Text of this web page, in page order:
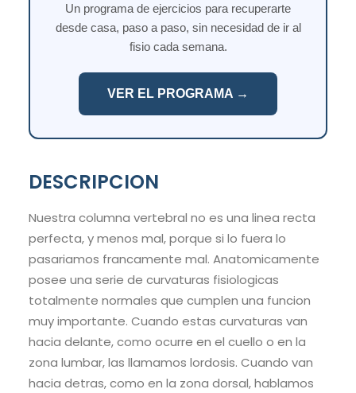
Un programa de ejercicios para recuperarte
desde casa, paso a paso, sin necesidad de ir al
fisio cada semana.
VER EL PROGRAMA →
DESCRIPCION
Nuestra columna vertebral no es una linea recta
perfecta, y menos mal, porque si lo fuera lo
pasariamos francamente mal. Anatomicamente
posee una serie de curvaturas fisiologicas
totalmente normales que cumplen una funcion
muy importante. Cuando estas curvaturas van
hacia delante, como ocurre en el cuello o en la
zona lumbar, las llamamos lordosis. Cuando van
hacia detras, como en la zona dorsal, hablamos